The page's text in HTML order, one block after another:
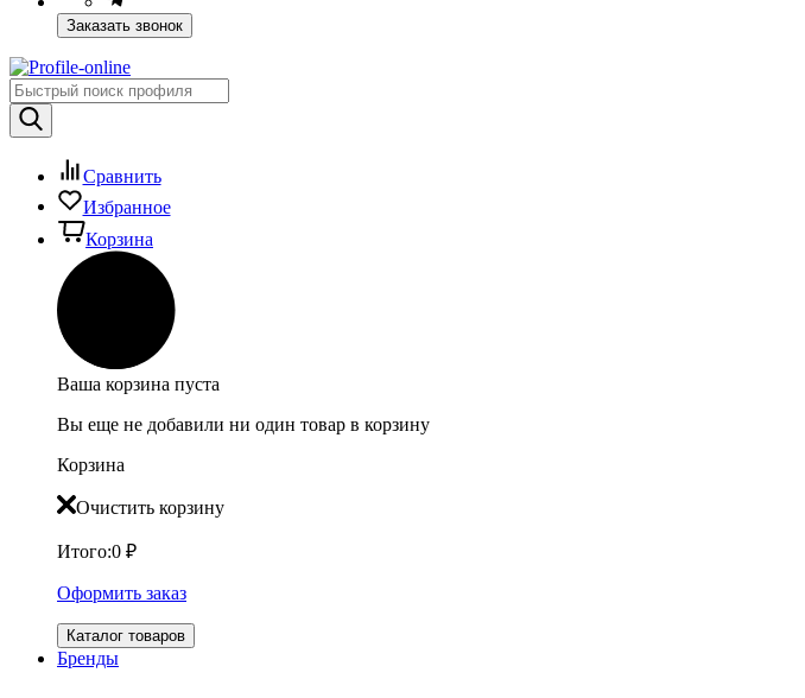
Заказать звонок
Сравнить
Избранное
Корзина
Ваша корзина пуста
Вы еще не добавили ни один товар в корзину
Корзина
Очистить корзину
Итого:0 ₽
Оформить заказ
Каталог товаров
Бренды